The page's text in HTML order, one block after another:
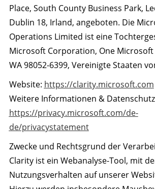
Place, South County Business Park,
Dublin 18, Irland, angeboten. Die
Operations Limited ist eine
Microsoft Corporation, One Microsoft
WA 98052-6399, Vereinigte Staaten
Website: https://clarity.microsoft.com
Weitere Informationen &
https://privacy.microsoft.com/de-
de/privacystatement
Zwecke und Rechtsgrund der
Clarity ist ein Webanalyse-Tool, mit
Nutzungsverhalten auf unserer